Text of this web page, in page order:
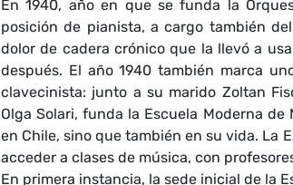
En 1940, año en que se funda la
posición de pianista, a cargo también
dolor de cadera crónico que la llevó a
después. El año 1940 también marca
clavecinista: junto a su marido Zoltan
Olga Solari, funda la Escuela Moderna
en Chile, sino que también en su vida. La
acceder a clases de música, con
En primera instancia, la sede inicial de la